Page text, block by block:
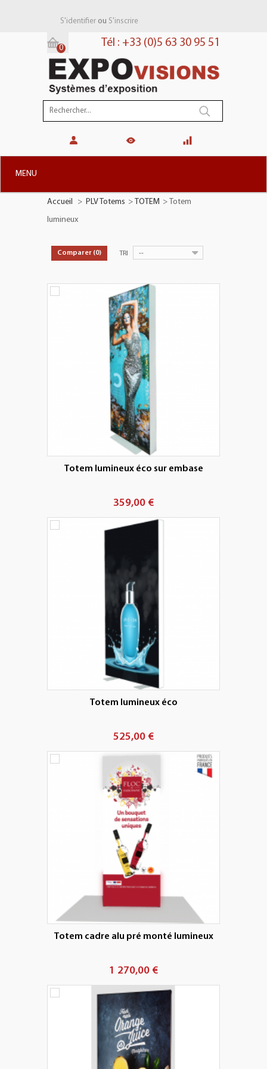
S'identifierou S'inscrire
Tél : +33 (0)5 63 30 95 51
Panier:
0
MENU
STANDS MODULAIRES
IMPRESSION GRAND FORMAT
Accueil > PLV Totems > TOTEM > Totem
lumineux
Comparer (0) TRI --
Totem lumineux éco sur embase
359,00 €
Totem lumineux éco
525,00 €
Totem cadre alu pré monté lumineux
1 270,00 €